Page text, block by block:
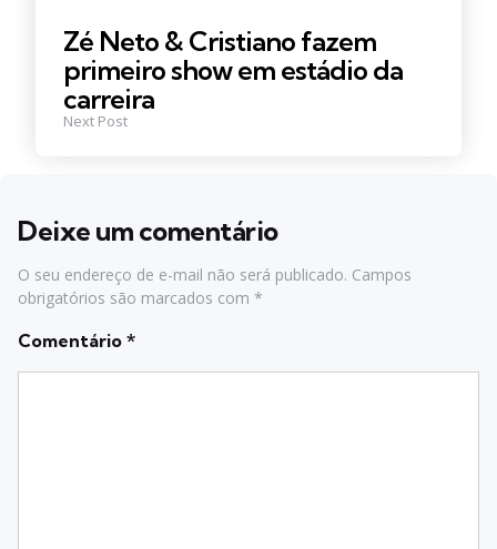
Zé Neto & Cristiano fazem
primeiro show em estádio da
carreira
Next Post
Deixe um comentário
O seu endereço de e-mail não será publicado. Campos
obrigatórios são marcados com *
Comentário *